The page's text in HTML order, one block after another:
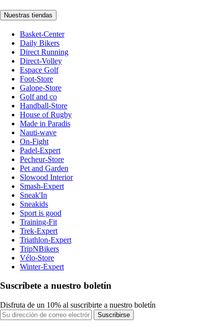
Nuestras tiendas
Basket-Center
Daily Bikers
Direct Running
Direct-Volley
Espace Golf
Foot-Store
Galope-Store
Golf and co
Handball-Store
House of Rugby
Made in Paradis
Nauti-wave
On-Fight
Padel-Expert
Pecheur-Store
Pet and Garden
Slowood Interior
Smash-Expert
Sneak'In
Sneakids
Sport is good
Training-Fit
Trek-Expert
Triathlon-Expert
TripNBikers
Vélo-Store
Winter-Expert
Suscríbete a nuestro boletín
Disfruta de un 10% al suscribirte a nuestro boletín
Suscribirse